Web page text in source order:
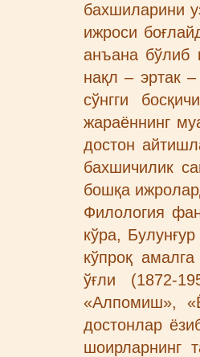
бахшиларини
ижроси
анъана бўлиб
нақл – эртак
сўнгги
жараённинг
достон
бахшичилик
бошқа
Филология
кўра,
кўпроқ
ўғли (1872-
«Алпомиш»,
достонлар
шоирларнинг